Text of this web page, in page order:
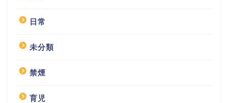
日常
未分類
禁煙
育児